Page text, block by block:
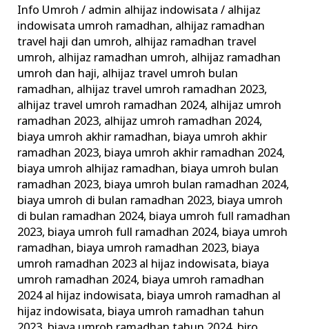
Info Umroh / admin alhijaz indowisata/ alhijaz
indowisata umroh ramadhan, alhijaz ramadhan
travel haji dan umroh, alhijaz ramadhan travel
umroh, alhijaz ramadhan umroh, alhijaz ramadhan
umroh dan haji, alhijaz travel umroh bulan
ramadhan, alhijaz travel umroh ramadhan 2023,
alhijaz travel umroh ramadhan 2024, alhijaz umroh
ramadhan 2023, alhijaz umroh ramadhan 2024,
biaya umroh akhir ramadhan, biaya umroh akhir
ramadhan 2023, biaya umroh akhir ramadhan 2024,
biaya umroh alhijaz ramadhan, biaya umroh bulan
ramadhan 2023, biaya umroh bulan ramadhan 2024,
biaya umroh di bulan ramadhan 2023, biaya umroh
di bulan ramadhan 2024, biaya umroh full ramadhan
2023, biaya umroh full ramadhan 2024, biaya umroh
ramadhan, biaya umroh ramadhan 2023, biaya
umroh ramadhan 2023 al hijaz indowisata, biaya
umroh ramadhan 2024, biaya umroh ramadhan
2024 al hijaz indowisata, biaya umroh ramadhan al
hijaz indowisata, biaya umroh ramadhan tahun